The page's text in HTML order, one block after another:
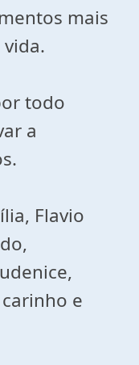
mais
todo
a
Flavio
e